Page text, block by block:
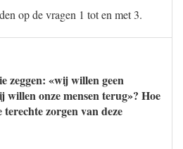
op de vragen 1 tot en met 3.
zeggen: «wij willen geen
willen onze mensen terug»? Hoe
zorgen van deze